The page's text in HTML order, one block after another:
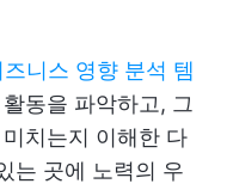
니스 영향 분석 템
동을 파악하고, 그
치는지 이해한 다
는 곳에 노력의 우